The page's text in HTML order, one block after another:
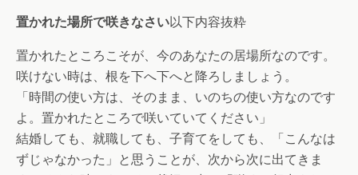
置かれた場所で咲きなさい以下内容抜粋
置かれたところこそが、今のあなたの居場所なのです。
咲けない時は、根を下へ下へと降ろしましょう。
「時間の使い方は、そのまま、いのちの使い方なのです
よ。置かれたところで咲いていてください」
結婚しても、就職しても、子育てをしても、「こんなは
ずじゃなかった」と思うことが、次から次に出てきま